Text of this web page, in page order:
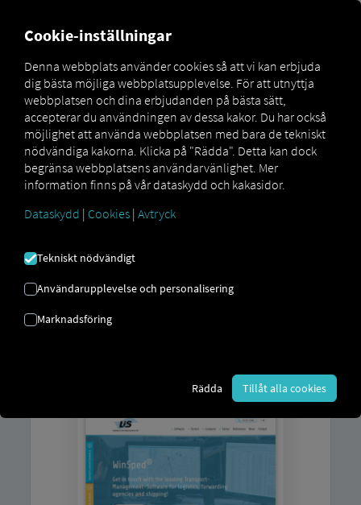
Marketplace Connectors WinSped Connect
WINSPED CONNECT
frånLIS Logistische Informationssysteme
med data från våra tjänster
Cookie-inställningar
Denna webbplats använder cookies så att vi kan erbjuda
dig bästa möjliga webbplatsupplevelse. För att utnyttja
webbplatsen och dina erbjudanden på bästa sätt,
accepterar du användningen av dessa kakor. Du har också
möjlighet att använda webbplatsen med bara de tekniskt
nödvändiga kakorna. Klicka på "Rädda". Detta kan dock
begränsa webbplatsens användarvänlighet. Mer
information finns på vår dataskydd och kakasidor.
Dataskydd | Cookies | Avtryck
Tekniskt nödvändigt
Användarupplevelse och personalisering
Marknadsföring
Rädda Tillåt alla cookies